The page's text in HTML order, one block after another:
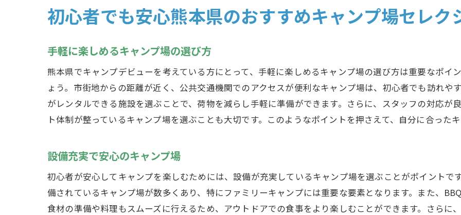
熊本県のキャンプ場での過ごし方
熊本県で初めてのキャンプを成功させるためのポイント
初心者が準備すべき必需品
テント設営の基本とコツ
初めてのキャンプでの注意点
季節ごとのおすすめキャンプ場
家族で楽しむ自然体験
初心者でも安心熊本県のおすすめキャンプ場セレク
手軽に楽しめるキャンプ場の選び方
熊本県でキャンプデビューを考えている方にとって、手軽に楽しめるキャンプ場の選び方は重要なポイ
ょう。市街地からの距離が近く、公共交通機関でのアクセスが便利なキャンプ場は、初心者でも訪れや
がレンタルできる施設を選ぶことで、荷物を減らし手軽に準備ができます。さらに、スタッフの対応が
ト体制が整っているキャンプ場を選ぶことも大切です。このようなポイントを押さえて、自分に合った
設備充実で安心のキャンプ場
初心者が安心してキャンプを楽しむためには、設備が充実しているキャンプ場を選ぶことがポイントで
備されているキャンプ場が数多くあり、特にファミリーキャンプには重要な要素となります。また、
食材の準備や料理もスムーズに行えるため、アウトドアでの食事をより楽しむことができます。さらに